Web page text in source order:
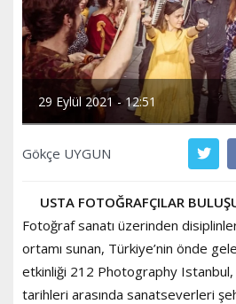
29 Eylül 2021 - 12:51
Gökçe UYGUN
USTA FOTOĞRAFÇILAR
Fotoğraf sanatı üzerinden
ortamı sunan, Türkiye’nin önde
etkinliği 212 Photography Istanbul,
tarihleri arasında sanatseverleri